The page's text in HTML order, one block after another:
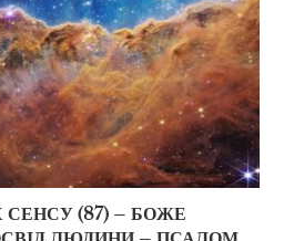
(87) – БОЖЕ